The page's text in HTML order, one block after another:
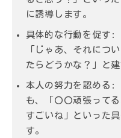
に誘導します。
具体的な行動を促す :
「じゃあ、それにつ
たらどうかな？」と
本人の努力を認める :
も、「〇〇頑張って
すごいね」といった
す。